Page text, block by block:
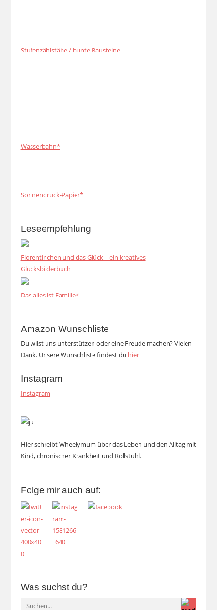
Stufenzählstäbe / bunte Bausteine
Wasserbahn*
Sonnendruck-Papier*
Leseempfehlung
Florentinchen und das Glück – ein kreatives
Glücksbilderbuch
Das alles ist Familie*
Amazon Wunschliste
Du wilst uns unterstützen oder eine Freude machen? Vielen
Dank. Unsere Wunschliste findest du hier
Instagram
Instagram
Hier schreibt Wheelymum über das Leben und den Alltag mit
Kind, chronischer Krankheit und Rollstuhl.
Folge mir auch auf:
Was suchst du?